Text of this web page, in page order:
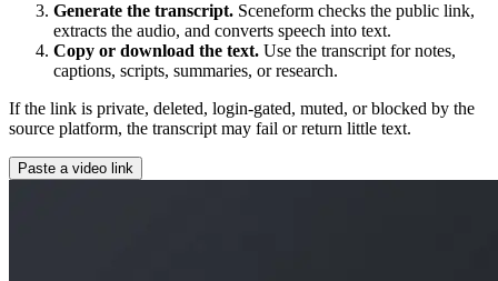
Generate the transcript. Sceneform checks the public link,
extracts the audio, and converts speech into text.
Copy or download the text. Use the transcript for notes,
captions, scripts, summaries, or research.
If the link is private, deleted, login-gated, muted, or blocked by the
source platform, the transcript may fail or return little text.
Paste a video link